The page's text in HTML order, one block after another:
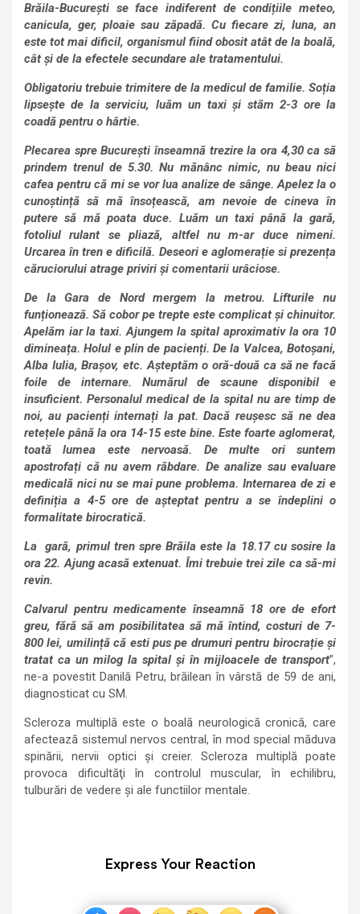
Brăila-București se face indiferent de condițiile meteo,
canicula, ger, ploaie sau zăpadă. Cu fiecare zi, luna, an
este tot mai dificil, organismul fiind obosit atât de la boală,
cât și de la efectele secundare ale tratamentului.
Obligatoriu trebuie trimitere de la medicul de familie. Soția
lipsește de la serviciu, luăm un taxi și stăm 2-3 ore la
coadă pentru o hârtie.
Plecarea spre București înseamnă trezire la ora 4,30 ca să
prindem trenul de 5.30. Nu mănânc nimic, nu beau nici
cafea pentru că mi se vor lua analize de sânge. Apelez la o
cunoștință să mă însoțească, am nevoie de cineva în
putere să mă poata duce. Luăm un taxi până la gară,
fotoliul rulant se pliază, altfel nu m-ar duce nimeni.
Urcarea în tren e dificilă. Deseori e aglomerație si prezența
căruciorului atrage priviri și comentarii urâciose.
De la Gara de Nord mergem la metrou. Lifturile nu
funționează. Să cobor pe trepte este complicat și chinuitor.
Apelăm iar la taxi. Ajungem la spital aproximativ la ora 10
dimineața. Holul e plin de pacienți. De la Valcea, Botoșani,
Alba Iulia, Brașov, etc. Așteptăm o oră-două ca să ne facă
foile de internare. Numărul de scaune disponibil e
insuficient. Personalul medical de la spital nu are timp de
noi, au pacienți internați la pat. Dacă reușesc să ne dea
retețele până la ora 14-15 este bine. Este foarte aglomerat,
toată lumea este nervoasă. De multe ori suntem
apostrofați că nu avem răbdare. De analize sau evaluare
medicală nici nu se mai pune problema. Internarea de zi e
definiția a 4-5 ore de așteptat pentru a se îndeplini o
formalitate birocratică.
La gară, primul tren spre Brăila este la 18.17 cu sosire la
ora 22. Ajung acasă extenuat. Îmi trebuie trei zile ca să-mi
revin.
Calvarul pentru medicamente înseamnă 18 ore de efort
greu, fără să am posibilitatea să mă întind, costuri de 7-
800 lei, umilință că esti pus pe drumuri pentru birocrație și
tratat ca un milog la spital și în mijloacele de transport”,
ne-a povestit Danilă Petru, brăilean în vârstă de 59 de ani,
diagnosticat cu SM.
Scleroza multiplă este o boală neurologică cronică, care
afectează sistemul nervos central, în mod special măduva
spinării, nervii optici şi creier. Scleroza multiplă poate
provoca dificultăţi în controlul muscular, în echilibru,
tulburări de vedere şi ale functiilor mentale.
Express Your Reaction